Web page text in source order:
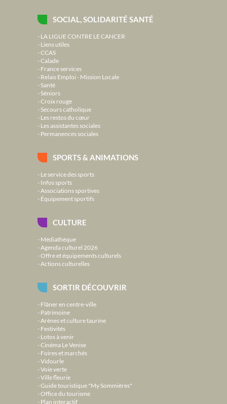
SOCIAL, SOLIDARITÉ SANTÉ
LA LIGUE CONTRE LE CANCER
Liens utiles
CCAS
Calade
France services
Relais Emploi - Mission Locale
Santé
Séniors
Croix rouge
Secours catholique
Les restos du cœur
Les assistantes sociales
Permanences sociales
SPORTS & ANIMATIONS
Le service des sports
Infos sports
Associations sportives
Équipement sportifs
CULTURE
Médiathèque
Agenda culturel 2026
Offre et équipements culturels
Actions culturelles
SORTIR DÉCOUVRIR
Flâner en centre-ville
Patrimoine
Arènes et culture taurine
Festivités
Lotos à venir
Cinéma Le Venise
Foires et marchés
Vidourle
Voie verte
Ville fleurie
Guide touristique "My Sommières"
Office du tourisme
Plan interactif